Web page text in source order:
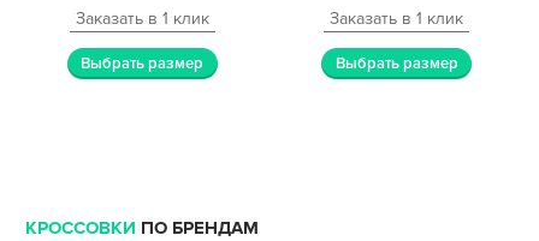
Заказать в 1 клик
Выбрать размер
Заказать в 1 клик
Выбрать размер
КРОССОВКИ ПО БРЕНДАМ